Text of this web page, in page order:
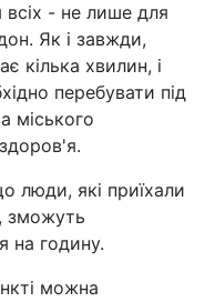
- не лише для
Як і завжди,
кілька хвилин, і
перебувати під
міського
люди, які приїхали
зможуть
на годину.
можна